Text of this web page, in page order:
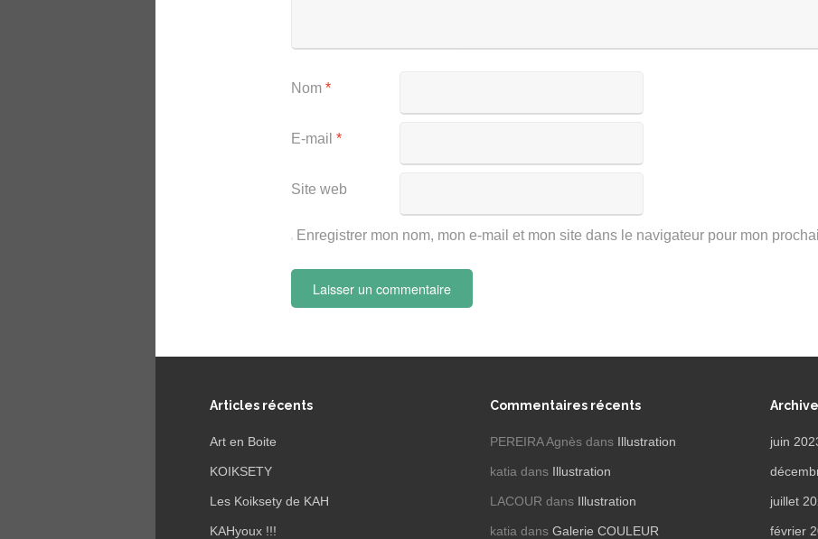
Nom *
E-mail *
Site web
Enregistrer mon nom, mon e-mail et mon site dans le navigateur pour mon
Articles récents
Art en Boite
KOIKSETY
Les Koiksety de KAH
KAHyoux !!!
Commentaires récents
PEREIRA Agnès dans Illustration
katia dans Illustration
LACOUR dans Illustration
katia dans Galerie COULEUR
juin
juillet
février